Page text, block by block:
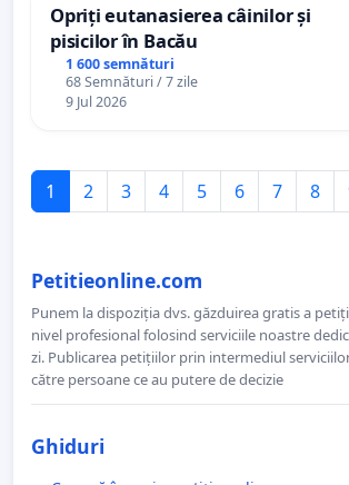
Opriți eutanasierea câinilor și
pisicilor în Bacău
1 600 semnături
68 Semnături / 7 zile
9 Jul 2026
1 2 3 4 5 6 7 8
Petitieonline.com
Punem la dispoziția dvs. găzduirea gratis a
nivel profesional folosind serviciile noastre
zi. Publicarea petițiilor prin intermediul
către persoane ce au putere de decizie
Ghiduri